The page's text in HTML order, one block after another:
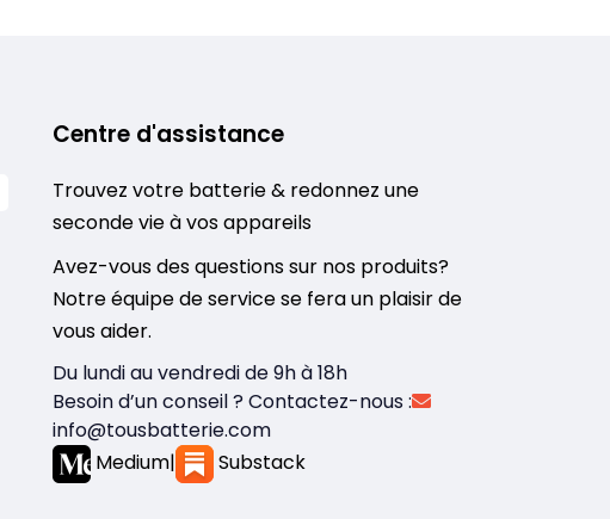
Centre d'assistance
Trouvez votre batterie & redonnez une
seconde vie à vos appareils
Avez-vous des questions sur nos produits?
Notre équipe de service se fera un plaisir de
vous aider.
Du lundi au vendredi de 9h à 18h
Besoin d’un conseil ? Contactez-nous :
info@tousbatterie.com
Medium| Substack